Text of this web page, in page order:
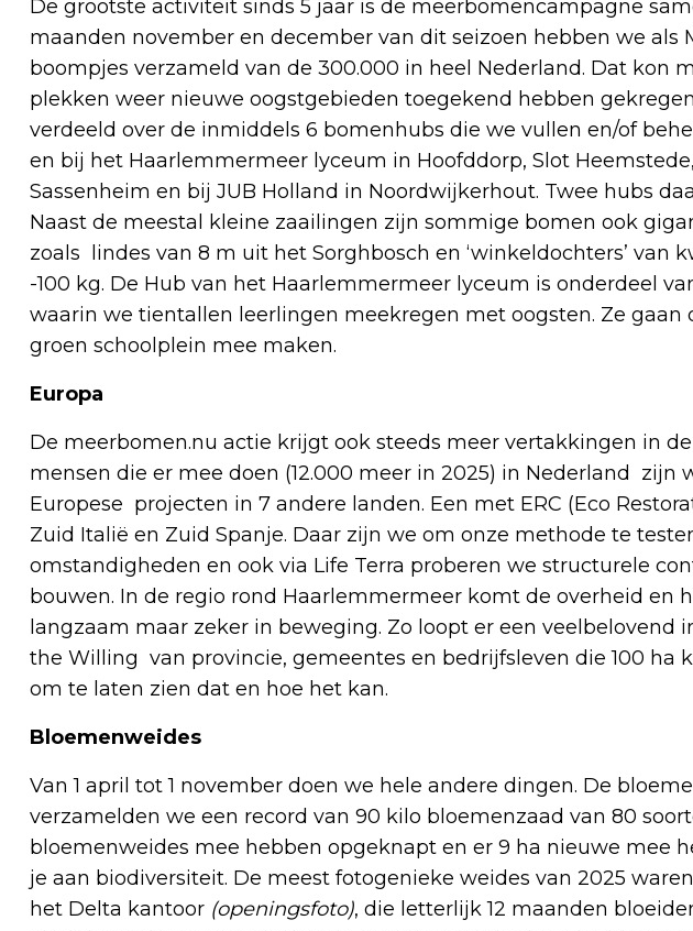
De grootste activiteit sinds 5 jaar is de meerbomencampagne
maanden november en december van dit seizoen hebben we als
boompjes verzameld van de 300.000 in heel Nederland. Dat kon
plekken weer nieuwe oogstgebieden toegekend hebben
verdeeld over de inmiddels 6 bomenhubs die we vullen en/of
en bij het Haarlemmermeer lyceum in Hoofddorp, Slot
Sassenheim en bij JUB Holland in Noordwijkerhout. Twee hubs
Naast de meestal kleine zaailingen zijn sommige bomen ook
zoals lindes van 8 m uit het Sorghbosch en ‘winkeldochters’ van
-100 kg. De Hub van het Haarlemmermeer lyceum is onderdeel
waarin we tientallen leerlingen meekregen met oogsten. Ze gaan
groen schoolplein mee maken.
Europa
De meerbomen.nu actie krijgt ook steeds meer vertakkingen in de
mensen die er mee doen (12.000 meer in 2025) in Nederland zijn
Europese projecten in 7 andere landen. Een met ERC (Eco
Zuid Italië en Zuid Spanje. Daar zijn we om onze methode te
omstandigheden en ook via Life Terra proberen we structurele
bouwen. In de regio rond Haarlemmermeer komt de overheid en
langzaam maar zeker in beweging. Zo loopt er een veelbelovend
the Willing van provincie, gemeentes en bedrijfsleven die 100 ha
om te laten zien dat en hoe het kan.
Bloemenweides
Van 1 april tot 1 november doen we hele andere dingen. De
verzamelden we een record van 90 kilo bloemenzaad van 80
bloemenweides mee hebben opgeknapt en er 9 ha nieuwe mee
je aan biodiversiteit. De meest fotogenieke weides van 2025
het Delta kantoor (openingsfoto), die letterlijk 12 maanden